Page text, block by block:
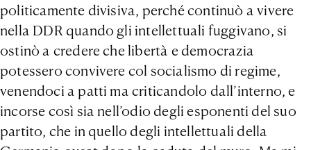
politicamente divisiva, perché continuò a vivere
nella DDR quando gli intellettuali fuggivano, si
ostinò a credere che libertà e democrazia
potessero convivere col socialismo di regime,
venendoci a patti ma criticandolo dall’interno, e
incorse così sia nell’odio degli esponenti del suo
partito, che in quello degli intellettuali della